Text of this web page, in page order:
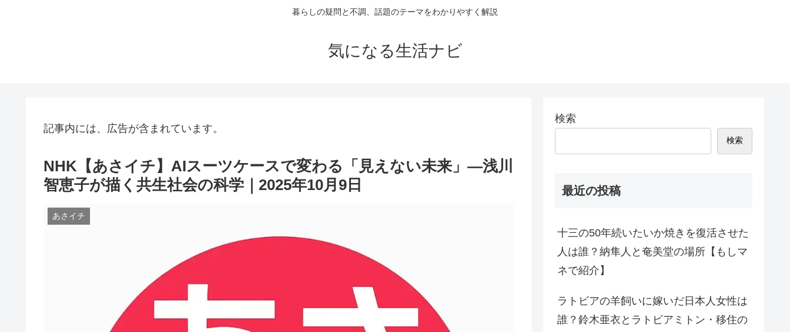
暮らしの疑問と不調、話題のテーマをわかりやすく解説
気になる生活ナビ
記事内には、広告が含まれています。
NHK【あさイチ】AIスーツケースで変わる「見えない未来」―浅川
智恵子が描く共生社会の科学｜2025年10月9日
あさイチ
検索
検索
最近の投稿
十三の50年続いたいか焼きを復活させた
人は誰？納隼人と奄美堂の場所【もしマ
ネで紹介】
ラトビアの羊飼いに嫁いだ日本人女性は
誰？鈴木亜衣とラトビアミトン・移住の